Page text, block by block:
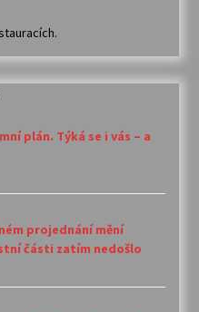
plán. Týká se i vás – a
projednání mění
části zatím nedošlo